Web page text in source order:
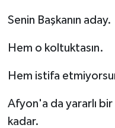
Senin Başkanın aday.
Hem o koltuktasın.
Hem istifa
Afyon'a da yararlı
kadar.